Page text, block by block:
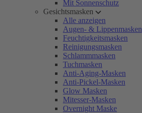
Mit Sonnenschutz
Gesichtsmasken
Alle anzeigen
Augen- & Lippenmasken
Feuchtigkeitsmasken
Reinigungsmasken
Schlammmasken
Tuchmasken
Anti-Aging-Masken
Anti-Pickel-Masken
Glow Masken
Mitesser-Masken
Overnight Maske